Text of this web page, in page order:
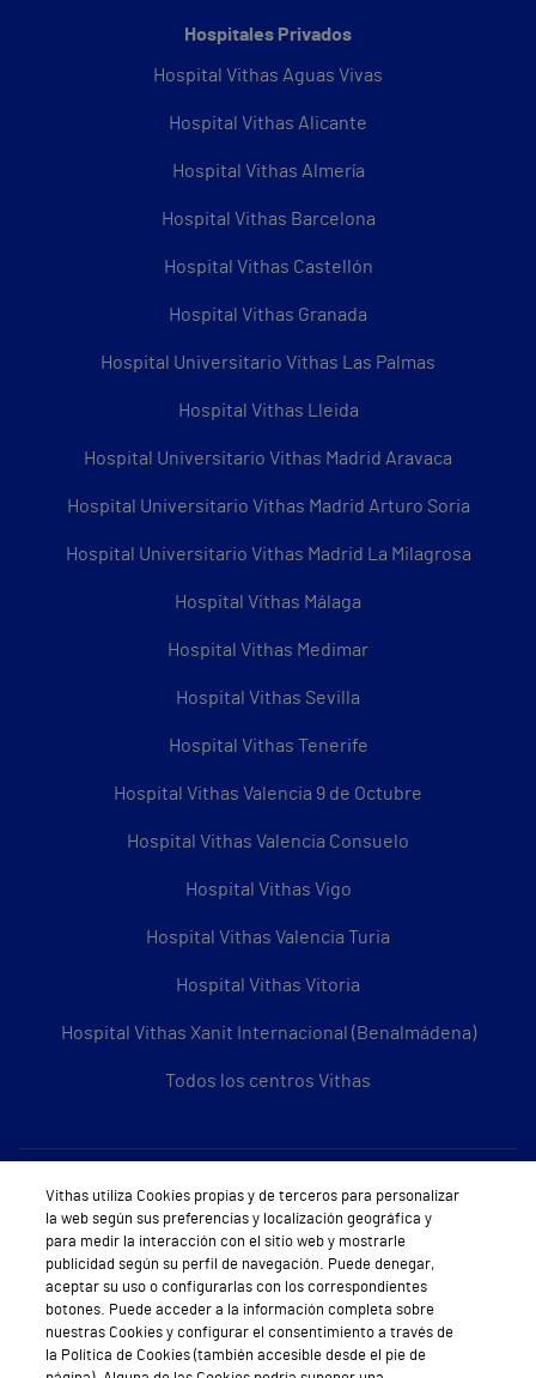
Hospitales Privados
Hospital Vithas Aguas Vivas
Hospital Vithas Alicante
Hospital Vithas Almería
Hospital Vithas Barcelona
Hospital Vithas Castellón
Hospital Vithas Granada
Hospital Universitario Vithas Las Palmas
Hospital Vithas Lleida
Hospital Universitario Vithas Madrid Aravaca
Hospital Universitario Vithas Madrid Arturo Soria
Hospital Universitario Vithas Madrid La Milagrosa
Hospital Vithas Málaga
Hospital Vithas Medimar
Hospital Vithas Sevilla
Hospital Vithas Tenerife
Hospital Vithas Valencia 9 de Octubre
Hospital Vithas Valencia Consuelo
Hospital Vithas Vigo
Hospital Vithas Valencia Turia
Hospital Vithas Vitoria
Hospital Vithas Xanit Internacional (Benalmádena)
Todos los centros Vithas
Sobre Vithas
Quiénes somos
Trabajar en Vithas
Teléfono Cita Médica
Vithas utiliza Cookies propias y de terceros para personalizar
la web según sus preferencias y localización geográfica y
para medir la interacción con el sitio web y mostrarle
publicidad según su perfil de navegación. Puede denegar,
aceptar su uso o configurarlas con los correspondientes
botones. Puede acceder a la información completa sobre
nuestras Cookies y configurar el consentimiento a través de
la Política de Cookies (también accesible desde el pie de